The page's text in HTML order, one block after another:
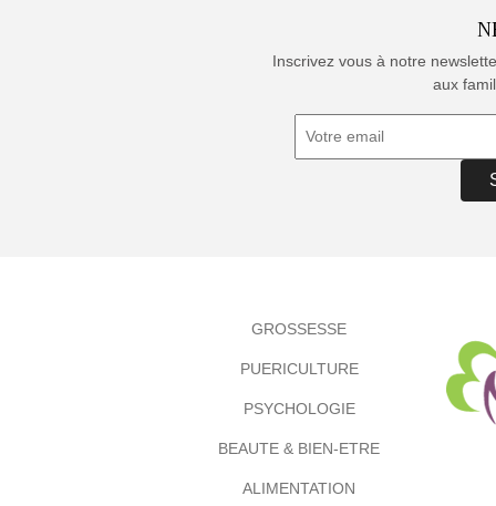
Inscrivez vous à notre
aux
GROSSESSE
PUERICULTURE
PSYCHOLOGIE
BEAUTE & BIEN-ETRE
ALIMENTATION